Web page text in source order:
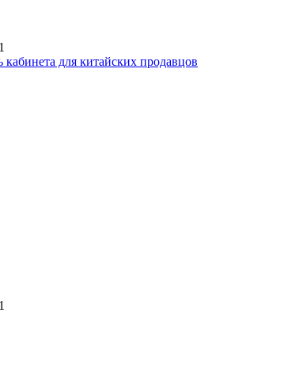
кабинета для китайских продавцов